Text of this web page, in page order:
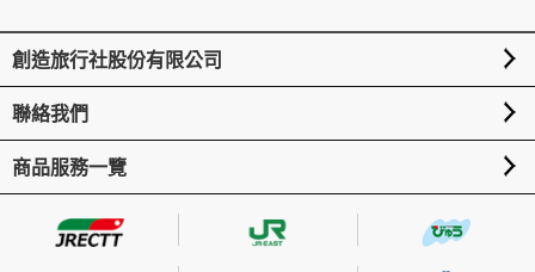
創造旅行社股份有限公司
聯絡我們
商品服務一覽